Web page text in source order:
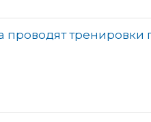
проводят тренировки